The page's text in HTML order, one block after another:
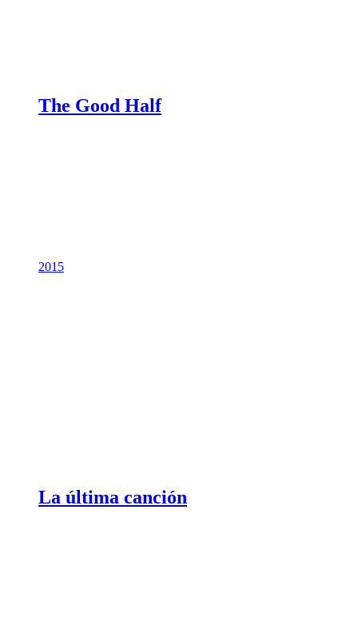
The Good Half
2015
La última canción